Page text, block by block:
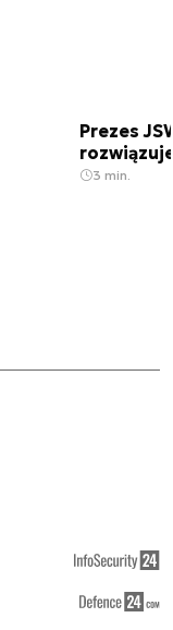
Prezes
3 min.